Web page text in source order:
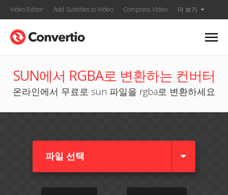
Video Editor Add Subtitles to Video Compress Video 더 보기
SUN에서 RGBA로 변환하는 컨버터
온라인에서 무료로 sun 파일을 rgba로 변환하세요
파일 선택